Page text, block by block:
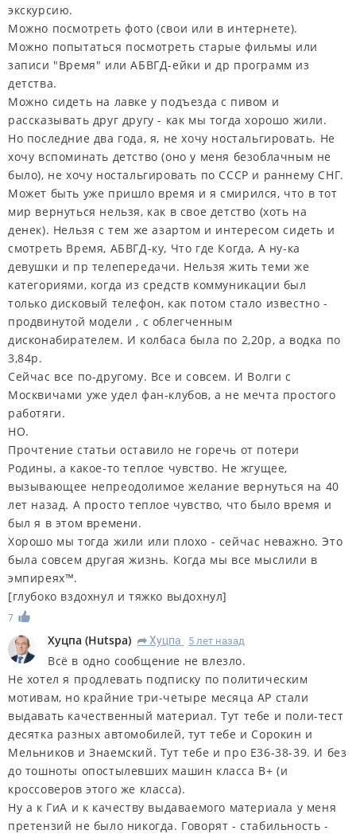
экскурсию.
Можно посмотреть фото (свои или в интернете).
Можно попытаться посмотреть старые фильмы или
записи "Время" или АБВГД-ейки и др программ из
детства.
Можно сидеть на лавке у подъезда с пивом и
рассказывать друг другу - как мы тогда хорошо жили.
Но последние два года, я, не хочу ностальгировать. Не
хочу вспоминать детство (оно у меня безоблачным не
было), не хочу ностальгировать по СССР и раннему СНГ.
Может быть уже пришло время и я смирился, что в тот
мир вернуться нельзя, как в свое детство (хоть на
денек). Нельзя с тем же азартом и интересом сидеть и
смотреть Время, АБВГД-ку, Что где Когда, А ну-ка
девушки и пр телепередачи. Нельзя жить теми же
категориями, когда из средств коммуникации был
только дисковый телефон, как потом стало известно -
продвинутой модели , с облегченным
дисконабирателем. И колбаса была по 2,20р, а водка по
3,84р.
Сейчас все по-другому. Все и совсем. И Волги с
Москвичами уже удел фан-клубов, а не мечта простого
работяги.
НО.
Прочтение статьи оставило не горечь от потери
Родины, а какое-то теплое чувство. Не жгущее,
вызывающее непреодолимое желание вернуться на 40
лет назад. А просто теплое чувство, что было время и
был я в этом времени.
Хорошо мы тогда жили или плохо - сейчас неважно. Это
была совсем другая жизнь. Когда мы все мыслили в
эмпиреях™.
[глубоко вздохнул и тяжко выдохнул]
7
Хуцпа (Hutspa) R Хуцпа 5 лет назад
Всё в одно сообщение не влезло.
Не хотел я продлевать подписку по политическим
мотивам, но крайние три-четыре месяца АР стали
выдавать качественный материал. Тут тебе и поли-тест
десятка разных автомобилей, тут тебе и Сорокин и
Мельников и Знаемский. Тут тебе и про Е36-38-39. И без
до тошноты опостылевших машин класса В+ (и
кроссоверов этого же класса).
Ну а к ГиА и к качеству выдаваемого материала у меня
претензий не было никогда. Говорят - стабильность -